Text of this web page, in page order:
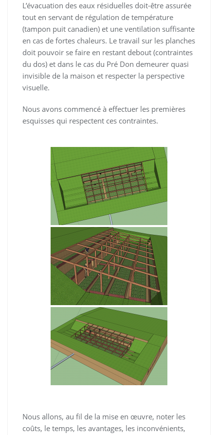
L’évacuation des eaux résiduelles doit-être assurée
tout en servant de régulation de température
(tampon puit canadien) et une ventilation suffisante
en cas de fortes chaleurs. Le travail sur les planches
doit pouvoir se faire en restant debout (contraintes
du dos) et dans le cas du Pré Don demeurer quasi
invisible de la maison et respecter la perspective
visuelle.
Nous avons commencé à effectuer les premières
esquisses qui respectent ces contraintes.
Nous allons, au fil de la mise en œuvre, noter les
coûts, le temps, les avantages, les inconvénients,